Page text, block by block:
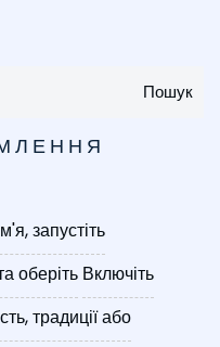
Пошук
запустіть
оберіть Включіть
традиції або